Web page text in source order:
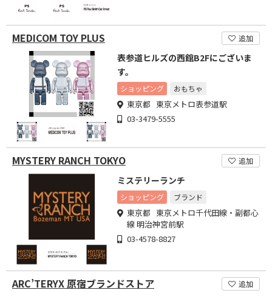
MEDICOM TOY PLUS 追加
表参道ヒルズの西館B2Fにございま
す。
ショッピング おもちゃ
東京都 東京メトロ表参道駅
03-3479-5555
MYSTERY RANCH TOKYO 追加
ミステリーランチ
ショッピング ブランド
東京都 東京メトロ千代田線・副都心
線 明治神宮前駅
03-4578-8827
ARC’TERYX 原宿ブランドストア 追加